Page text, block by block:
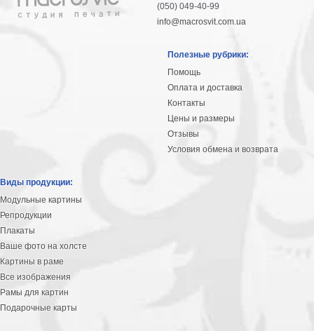
(050) 049-40-99
info@macrosvit.com.ua
Полезные рубрики:
Помощь
Оплата и доставка
Контакты
Цены и размеры
Отзывы
Условия обмена и возврата
Виды продукции:
Модульные картины
Репродукции
Плакаты
Ваше фото на холсте
Картины в раме
Все изображения
Рамы для картин
Подарочные карты